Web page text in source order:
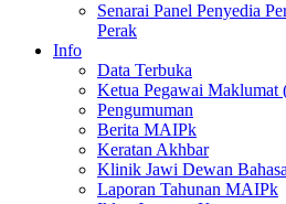
Senarai Panel Penyedia
Perak
Info
Data Terbuka
Ketua Pegawai Maklumat
Pengumuman
Berita MAIPk
Keratan Akhbar
Klinik Jawi Dewan
Laporan Tahunan MAIPk